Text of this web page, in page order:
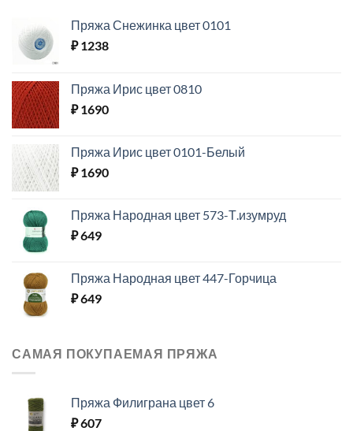
Пряжа Снежинка цвет 0101
₽1238
Пряжа Ирис цвет 0810
₽1690
Пряжа Ирис цвет 0101-Белый
₽1690
Пряжа Народная цвет 573-Т.изумруд
₽649
Пряжа Народная цвет 447-Горчица
₽649
САМАЯ ПОКУПАЕМАЯ ПРЯЖА
Пряжа Филиграна цвет 6
₽607